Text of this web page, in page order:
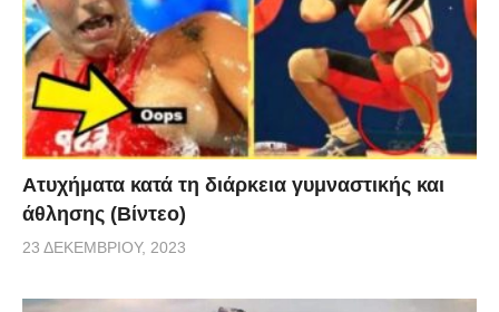
Aτυχήματα κατά τη διάρκεια γυμναστικής και
άθλησης (Βίντεο)
23 ΔΕΚΕΜΒΡΊΟΥ, 2023